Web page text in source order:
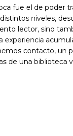
fue el de poder
niveles,
lector, sino
experiencia
contacto, un
de una biblioteca